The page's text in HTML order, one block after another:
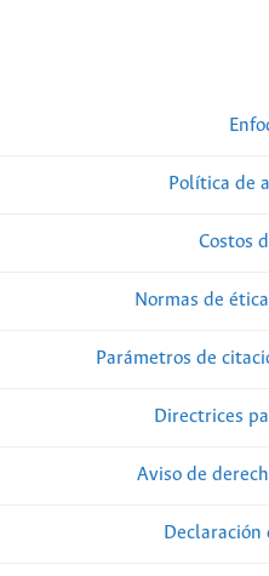
Política de
Costos
Normas de
Parámetros de
Directrices
Aviso de